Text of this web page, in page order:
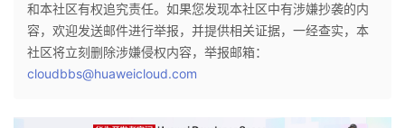
动
关
注
证
实
验
的
收
持
建
议
和本社区有权追究责任。如果您发现本社区中有涉嫌抄袭的内
容，欢迎发送邮件进行举报，并提供相关证据，一经查实，本
社区将立刻删除涉嫌侵权内容，举报邮箱：
cloudbbs@huaweicloud.com